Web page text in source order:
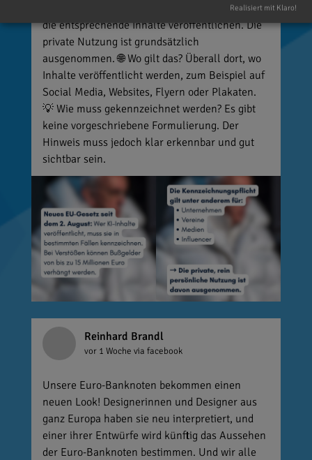
Vereine, Medien, Influencer und viele weitere,
die entsprechende Inhalte veröffentlichen. Die
private Nutzung ist grundsätzlich
ausgenommen. 🌐 Wo gilt das? Überall dort, wo
Inhalte veröffentlicht werden, zum Beispiel auf
Social Media, Websites, Flyern oder Plakaten.
💡 Wie muss gekennzeichnet werden? Es gibt
keine vorgeschriebene Formulierung. Der
Hinweis muss jedoch klar erkennbar und gut
sichtbar sein.
Reinhard Brandl
vor 1 Woche via facebook
Unsere Euro-Banknoten bekommen einen
neuen Look! Designerinnen und Designer aus
ganz Europa haben sie neu interpretiert, und
einer ihrer Entwürfe wird künftig das Aussehen
der Euro-Banknoten bestimmen. Und wir alle
Realisiert mit Klaro!